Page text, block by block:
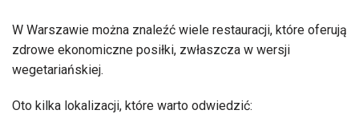
W Warszawie można znaleźć wiele restauracji, które oferują
zdrowe ekonomiczne posiłki, zwłaszcza w wersji
wegetariańskiej.
Oto kilka lokalizacji, które warto odwiedzić: